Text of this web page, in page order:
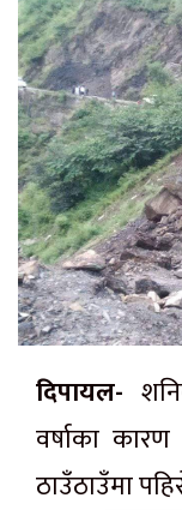
दिपायल-
वर्षाका
ठाउँठाउँमा